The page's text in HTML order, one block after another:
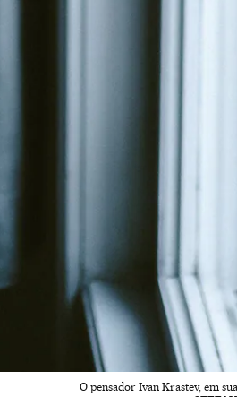
O pensador Ivan Krastev, em